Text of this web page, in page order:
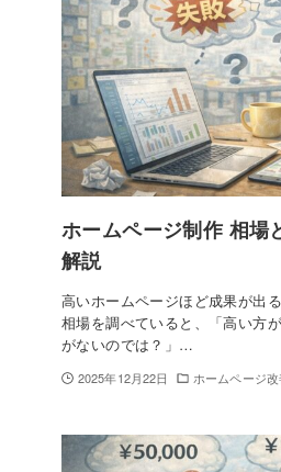
ホームページ制作 相場
解説
高いホームページほど成果が出
相場を調べていると、「高い方
がないのでは？」…
2025年12月22日 ホームページ